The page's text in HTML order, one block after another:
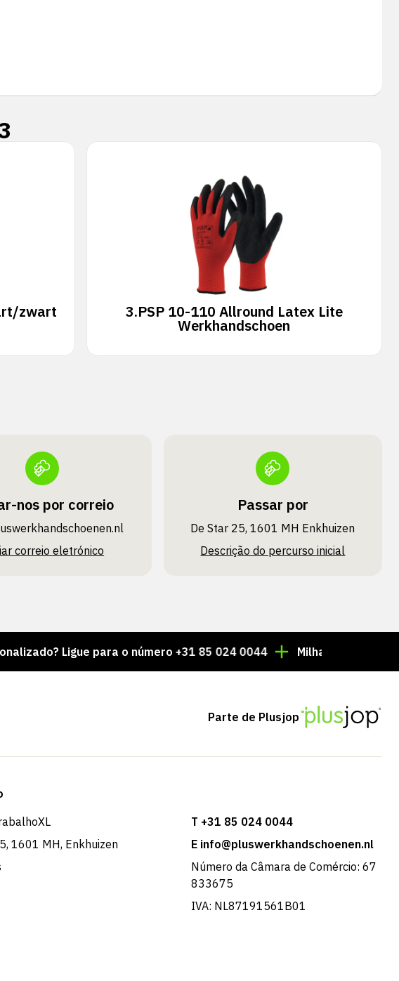
zwart 3.PSP 10-110 Allround Latex Lite
Werkhandschoen
nos por correio
correio eletrónico
Passar por
De Star 25, 1601 MH Enkhuizen
Descrição do percurso inicial
Ligue para o número +31 85 024 0044 Milhares de artigos
Parte de Plusjop
1601 MH, Enkhuizen
T +31 85 024 0044
E info@pluswerkhandschoenen.nl
Número da Câmara de Comércio: 67
833675
IVA: NL87191561B01